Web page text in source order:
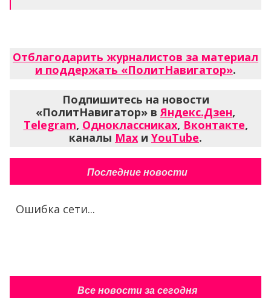
Отблагодарить журналистов за материал
и поддержать «ПолитНавигатор».
Подпишитесь на новости
«ПолитНавигатор» вЯндекс.Дзен,
Telegram, Одноклассниках, Вконтакте,
каналы Max и YouTube.
Последние новости
Ошибка сети...
Все новости за сегодня